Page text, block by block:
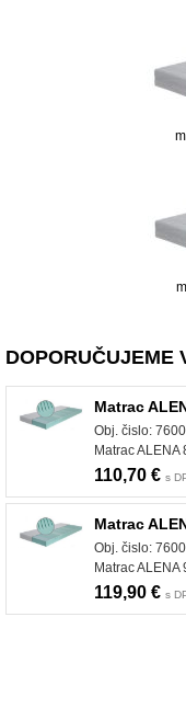
DOPORUČUJEME
Matrac
Obj. čislo:
Matrac
110,70 € s
Matrac
Obj. čislo:
Matrac
119,90 € s